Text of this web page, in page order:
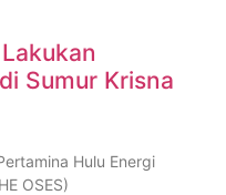
Sumur Krisna
Hulu Energi
OSES)